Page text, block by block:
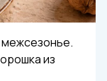
межсезонье.
из